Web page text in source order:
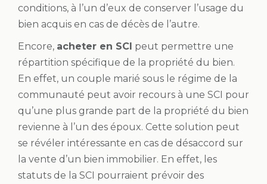
conditions, à l’un d’eux de conserver l’usage du
bien acquis en cas de décès de l’autre.
Encore, acheter en SCI peut permettre une
répartition spécifique de la propriété du bien.
En effet, un couple marié sous le régime de la
communauté peut avoir recours à une SCI pour
qu’une plus grande part de la propriété du bien
revienne à l’un des époux. Cette solution peut
se révéler intéressante en cas de désaccord sur
la vente d’un bien immobilier. En effet, les
statuts de la SCI pourraient prévoir des